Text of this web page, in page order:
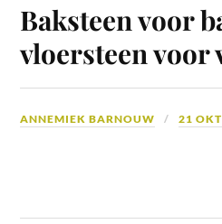
Baksteen voor
vloersteen voor
ANNEMIEK BARNOUW 21